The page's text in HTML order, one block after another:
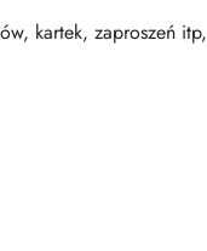
kartek, zaproszeń itp,